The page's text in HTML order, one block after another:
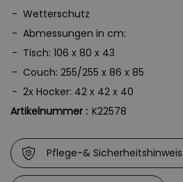
UV-Strahlung farblich
beeinträchtigt jedoch weder
Langlebigkeit des
Der Überzug besteht
Wetterschutz
Abmessungen in cm:
Tisch: 106 x 80 x 43
Couch: 255/255 x 86 x 85
2x Hocker: 42 x 42 x 40
Artikelnummer : K22578
Pflege-&